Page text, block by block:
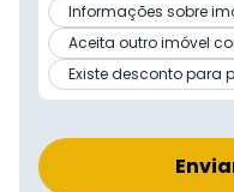
Informações sobre
Aceita outro imóvel
Existe desconto para